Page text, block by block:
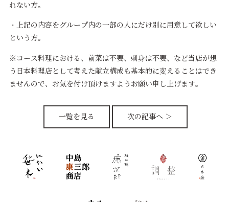
れない方。
・上記の内容をグループ内の一部の人にだけ別に用意して欲しい
という方。
※コース料理における、前菜は不要、刺身は不要、など当店が想
う日本料理店として考えた献立構成も基本的に変えることはでき
ませんので、お気を付け頂けますようお願い申し上げます。
一覧を見る 次の記事へ ＞